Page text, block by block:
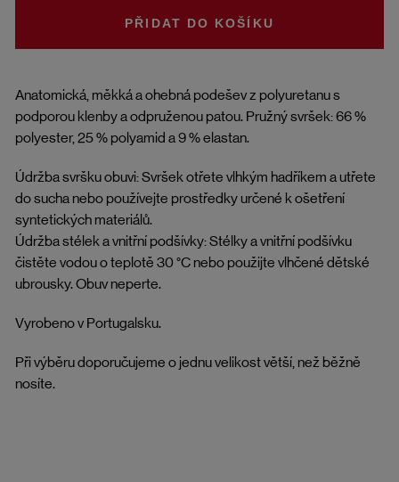
Anatomická, měkká a ohebná podešev z polyuretanu s
podporou klenby a odpruženou patou. Pružný svršek: 66 %
polyester, 25 % polyamid a 9 % elastan.
Údržba svršku obuvi: Svršek otřete vlhkým hadříkem a utřete
do sucha nebo používejte prostředky určené k ošetření
syntetických materiálů.
Údržba stélek a vnitřní podšívky: Stélky a vnitřní podšívku
čistěte vodou o teplotě 30 °C nebo použijte vlhčené dětské
ubrousky. Obuv neperte.
Vyrobeno v Portugalsku.
Při výběru doporučujeme o jednu velikost větší, než běžně
nosíte.
DO KOŠÍKU